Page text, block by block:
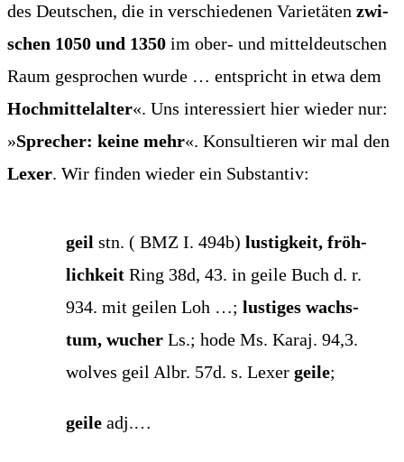
des Deut­schen, die in ver­schie­de­nen Varie­tä­ten zwi­
schen 1050 und 1350 im ober- und mit­tel­deut­schen
Raum gespro­chen wur­de … ent­spricht in etwa dem
Hoch­mit­tel­al­ter«. Uns inter­es­siert hier wie­der nur:
»Spre­cher: kei­ne mehr«. Kon­sul­tie­ren wir mal den
Lexer. Wir fin­den wie­der ein Substantiv:
geilstn. ( BMZ I. 494b) lus­tig­keit, fröh­
lich­keitRing 38d, 43. in gei­le Buch d. r.
934. mit gei­len Loh …; lus­ti­ges wachs­
tum, wucherLs.; hode Ms. Karaj. 94,3.
wol­ves geil Albr. 57d. s. Lexer gei­le;
gei­leadj.…